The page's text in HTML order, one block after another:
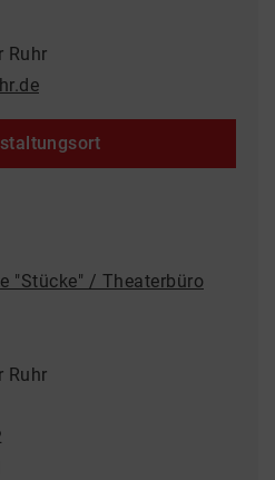
Ruhr
"Stücke" / Theaterbüro
Ruhr